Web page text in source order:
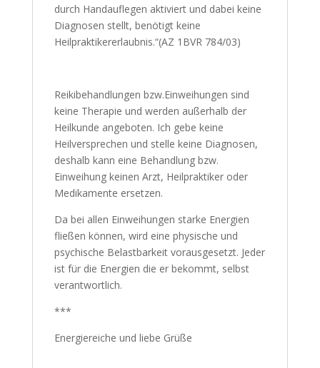
durch Handauflegen aktiviert und dabei keine
Diagnosen stellt, benötigt keine
Heilpraktikererlaubnis.“(AZ 1BVR 784/03)
Reikibehandlungen bzw.Einweihungen sind
keine Therapie und werden außerhalb der
Heilkunde angeboten. Ich gebe keine
Heilversprechen und stelle keine Diagnosen,
deshalb kann eine Behandlung bzw.
Einweihung keinen Arzt, Heilpraktiker oder
Medikamente ersetzen.
Da bei allen Einweihungen starke Energien
fließen können, wird eine physische und
psychische Belastbarkeit vorausgesetzt. Jeder
ist für die Energien die er bekommt, selbst
verantwortlich.
***
Energiereiche und liebe Grüße